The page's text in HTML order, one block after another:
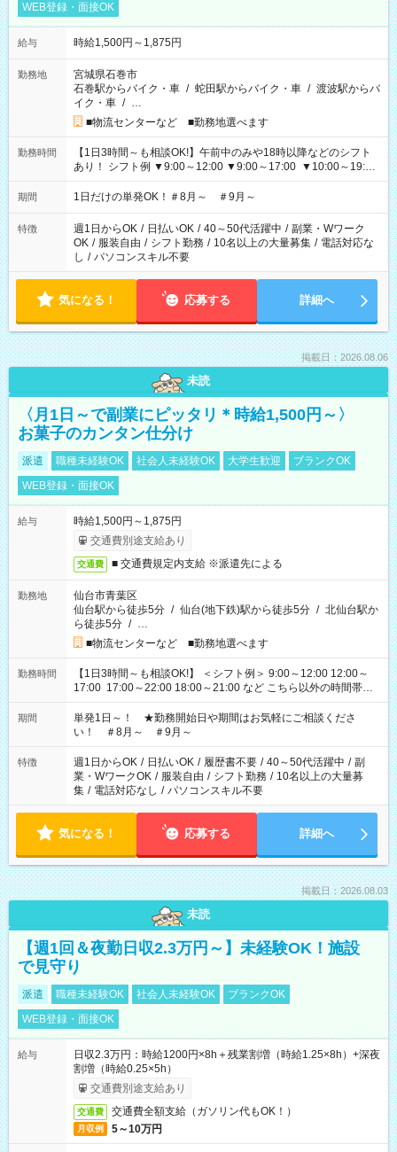
WEB登録・面接OK
給与 時給1,500円～1,875円
勤務地
宮城県石巻市
石巻駅からバイク・車 / 蛇田駅からバイク・車 / 渡波駅からバ
イク・車 / …
■物流センターなど ■勤務地選べます
勤務時間
【1日3時間～も相談OK!】午前中のみや18時以降などのシフト
あり！ シフト例 ▼9:00～12:00 ▼9:00～17:00 ▼10:00～19:00
▼18:00～21:00
期間 1日だけの単発OK！＃8月～ ＃9月～
特徴 週1日からOK / 日払いOK / 40～50代活躍中 / 副業・Wワーク
OK / 服装自由 / シフト勤務 / 10名以上の大量募集 / 電話対応な
し / パソコンスキル不要
気になる！ 応募する 詳細へ
掲載日：2026.08.06
未読
〈月1日～で副業にピッタリ＊時給1,500円～〉
お菓子のカンタン仕分け
派遣 職種未経験OK 社会人未経験OK 大学生歓迎
ブランクOK
WEB登録・面接OK
給与
時給1,500円～1,875円
交通費別途支給あり
交通費 ■ 交通費規定内支給 ※派遣先による
勤務地
仙台市青葉区
仙台駅から徒歩5分 / 仙台(地下鉄)駅から徒歩5分 / 北仙台駅か
ら徒歩5分 / …
■物流センターなど ■勤務地選べます
勤務時間
【1日3時間～も相談OK!】 ＜シフト例＞ 9:00～12:00 12:00～
17:00 17:00～22:00 18:00～21:00 など こちら以外の時間帯も
お気軽にご相談ください！
期間
単発1日～！ ★勤務開始日や期間はお気軽にご相談くださ
い！ ＃8月～ ＃9月～
特徴 週1日からOK / 日払いOK / 履歴書不要 / 40～50代活躍中 / 副
業・WワークOK / 服装自由 / シフト勤務 / 10名以上の大量募
集 / 電話対応なし / パソコンスキル不要
気になる！ 応募する 詳細へ
掲載日：2026.08.03
未読
【週1回＆夜勤日収2.3万円～】未経験OK！施設
で見守り
派遣 職種未経験OK 社会人未経験OK
ブランクOK
WEB登録・面接OK
給与
日収2.3万円：時給1200円×8h＋残業割増（時給1.25×8h）+深夜
割増（時給0.25×5h）
交通費別途支給あり
交通費 交通費全額支給（ガソリン代もOK！）
月収例 5～10万円